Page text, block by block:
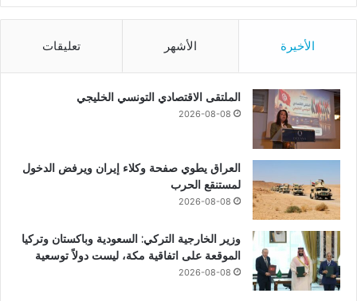
الأخيرة الأشهر تعليقات
الملتقى الاقتصادي التونسي الخليجي
2026-08-08
العراق يطوي صفحة وكلاء إيران ويرفض الدخول
لمستنقع الحرب
2026-08-08
وزير الخارجية التركي: السعودية وباكستان وتركيا
الموقعة على اتفاقية مكة، ليست دولاً توسعية
2026-08-08